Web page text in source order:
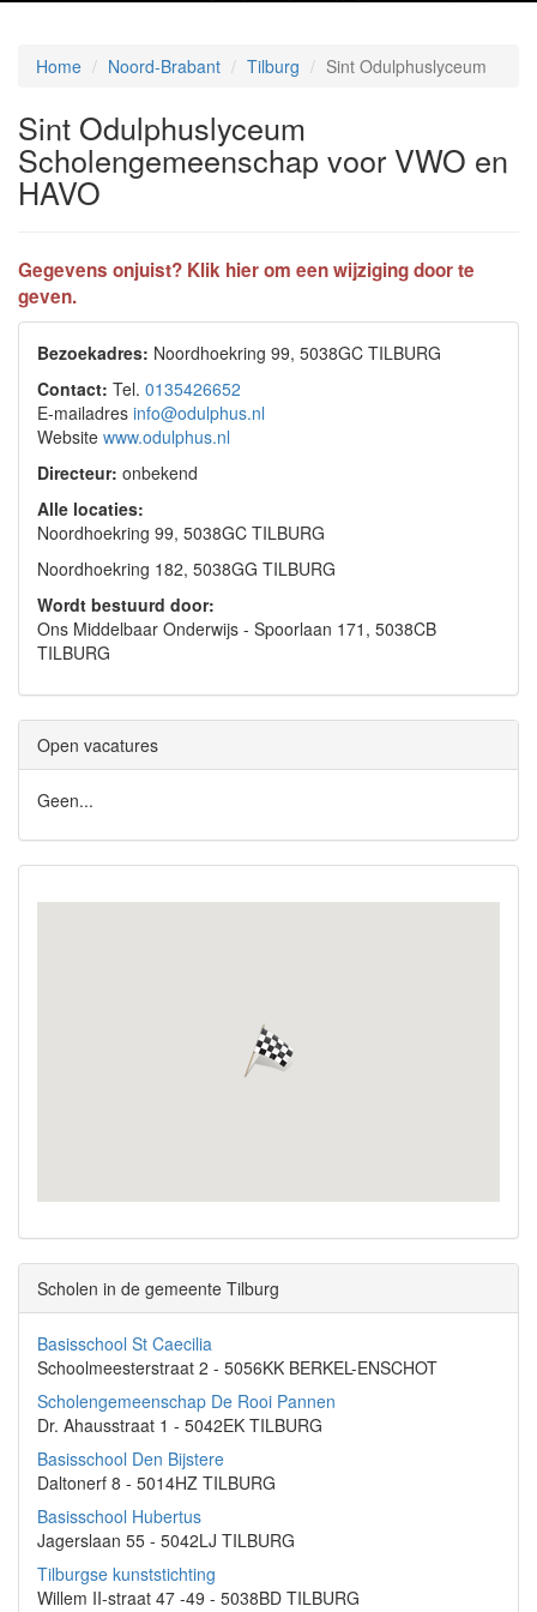
Home Noord-Brabant Tilburg Sint Odulphuslyceum
Sint Odulphuslyceum
Scholengemeenschap voor VWO en
HAVO
Gegevens onjuist? Klik hier om een wijziging door te
geven.
Bezoekadres: Noordhoekring 99, 5038GC TILBURG
Contact: Tel. 0135426652
E-mailadres info@odulphus.nl
Website www.odulphus.nl
Directeur: onbekend
Alle locaties:
Noordhoekring 99, 5038GC TILBURG
Noordhoekring 182, 5038GG TILBURG
Wordt bestuurd door:
Ons Middelbaar Onderwijs - Spoorlaan 171, 5038CB
TILBURG
Open vacatures
Geen...
Scholen in de gemeente Tilburg
Basisschool St Caecilia
Schoolmeesterstraat 2 - 5056KK BERKEL-ENSCHOT
Scholengemeenschap De Rooi Pannen
Dr. Ahausstraat 1 - 5042EK TILBURG
Basisschool Den Bijstere
Daltonerf 8 - 5014HZ TILBURG
Basisschool Hubertus
Jagerslaan 55 - 5042LJ TILBURG
Tilburgse kunststichting
Willem II-straat 47 -49 - 5038BD TILBURG